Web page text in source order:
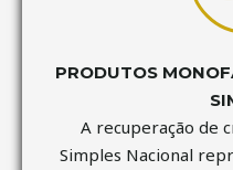
PRODUTOS
A recuperação de
Simples Nacional